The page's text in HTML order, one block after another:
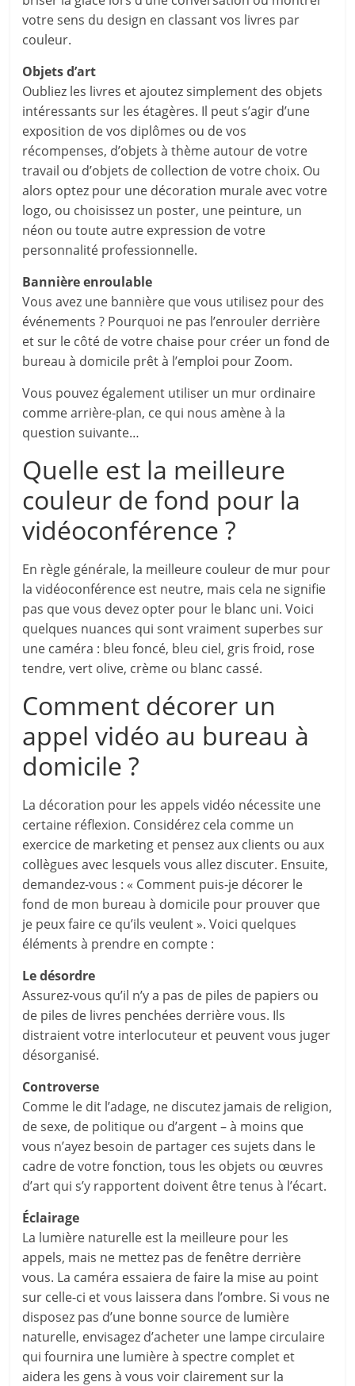
votre sens du design en classant vos livres par
couleur.
Objets d’art
Oubliez les livres et ajoutez simplement des objets
intéressants sur les étagères. Il peut s’agir d’une
exposition de vos diplômes ou de vos
récompenses, d’objets à thème autour de votre
travail ou d’objets de collection de votre choix. Ou
alors optez pour une décoration murale avec votre
logo, ou choisissez un poster, une peinture, un
néon ou toute autre expression de votre
personnalité professionnelle.
Bannière enroulable
Vous avez une bannière que vous utilisez pour des
événements ? Pourquoi ne pas l’enrouler derrière
et sur le côté de votre chaise pour créer un fond de
bureau à domicile prêt à l’emploi pour Zoom.
Vous pouvez également utiliser un mur ordinaire
comme arrière-plan, ce qui nous amène à la
question suivante…
Quelle est la meilleure
couleur de fond pour la
vidéoconférence ?
En règle générale, la meilleure couleur de mur pour
la vidéoconférence est neutre, mais cela ne signifie
pas que vous devez opter pour le blanc uni. Voici
quelques nuances qui sont vraiment superbes sur
une caméra : bleu foncé, bleu ciel, gris froid, rose
tendre, vert olive, crème ou blanc cassé.
Comment décorer un
appel vidéo au bureau à
domicile ?
La décoration pour les appels vidéo nécessite une
certaine réflexion. Considérez cela comme un
exercice de marketing et pensez aux clients ou aux
collègues avec lesquels vous allez discuter. Ensuite,
demandez-vous : « Comment puis-je décorer le
fond de mon bureau à domicile pour prouver que
je peux faire ce qu’ils veulent ». Voici quelques
éléments à prendre en compte :
Le désordre
Assurez-vous qu’il n’y a pas de piles de papiers ou
de piles de livres penchées derrière vous. Ils
distraient votre interlocuteur et peuvent vous juger
désorganisé.
Controverse
Comme le dit l’adage, ne discutez jamais de religion,
de sexe, de politique ou d’argent – à moins que
vous n’ayez besoin de partager ces sujets dans le
cadre de votre fonction, tous les objets ou œuvres
d’art qui s’y rapportent doivent être tenus à l’écart.
Éclairage
La lumière naturelle est la meilleure pour les
appels, mais ne mettez pas de fenêtre derrière
vous. La caméra essaiera de faire la mise au point
sur celle-ci et vous laissera dans l’ombre. Si vous ne
disposez pas d’une bonne source de lumière
naturelle, envisagez d’acheter une lampe circulaire
qui fournira une lumière à spectre complet et
aidera les gens à vous voir clairement sur la